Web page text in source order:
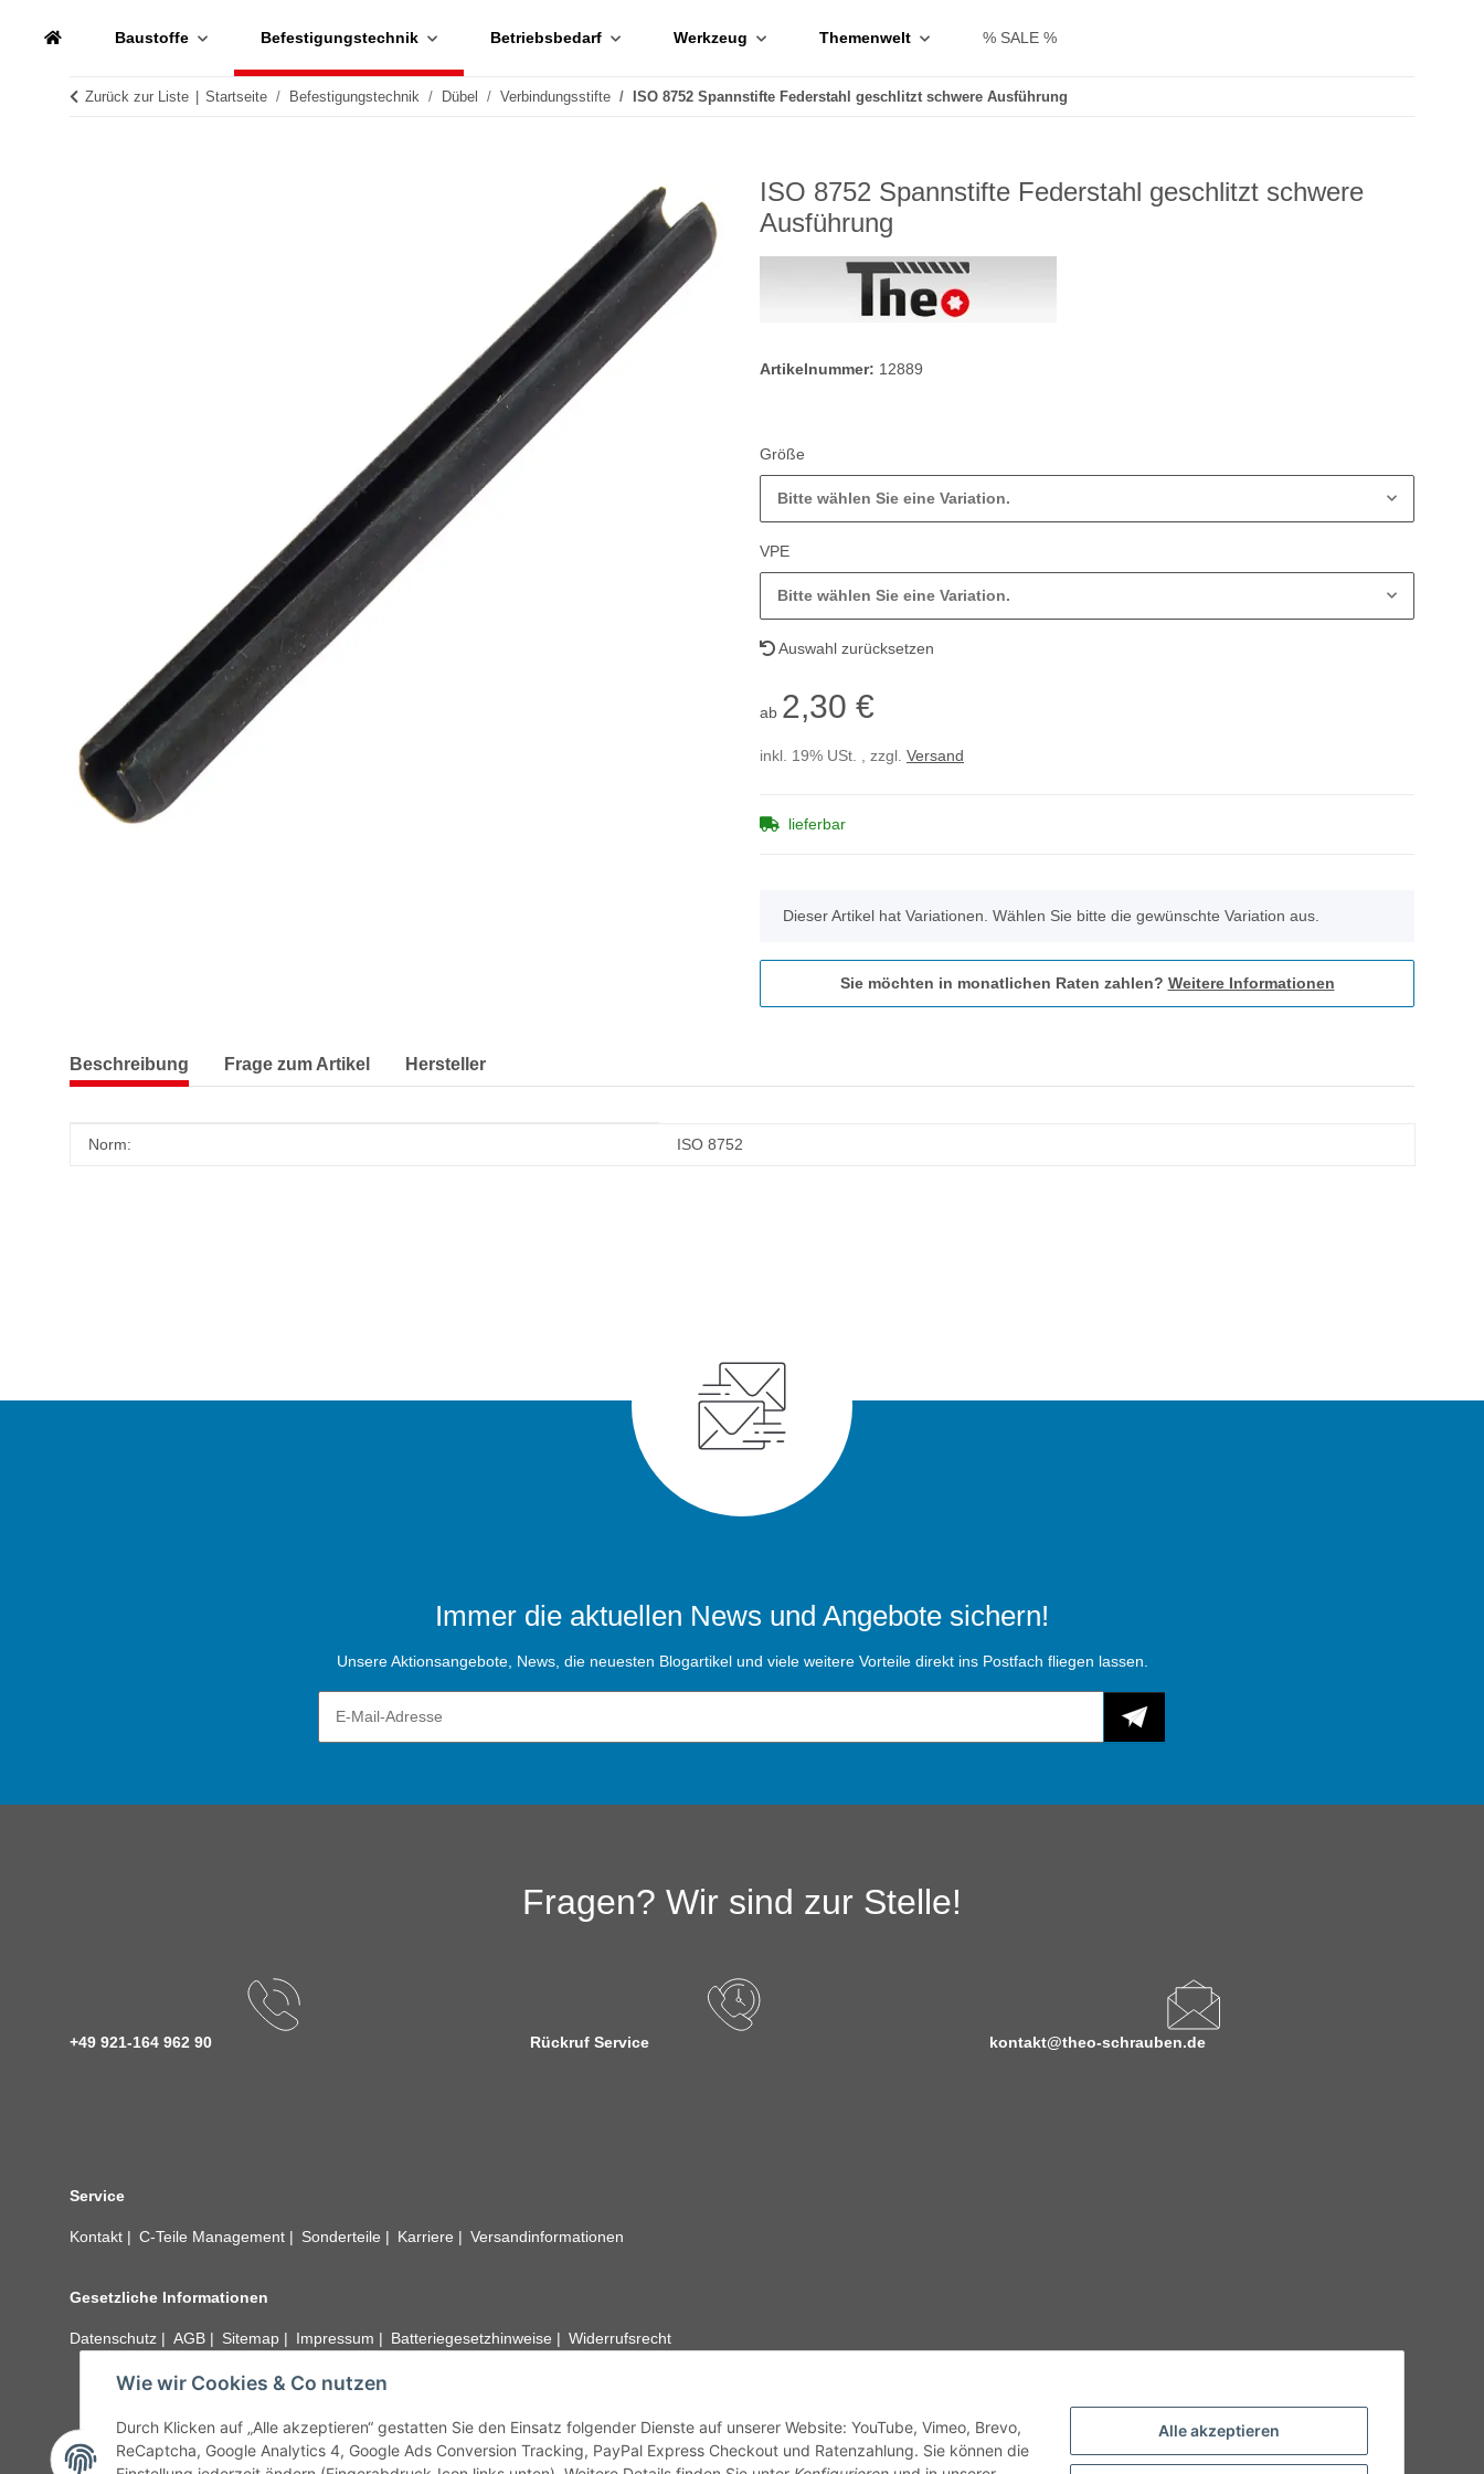
Alle akzeptieren
Wie wir Cookies & Co nutzen
Durch Klicken auf „Alle akzeptieren“ gestatten Sie den Einsatz folgender Dienste auf unserer Website: YouTube, Vimeo, Brevo,
ReCaptcha, Google Analytics 4, Google Ads Conversion Tracking, PayPal Express Checkout und Ratenzahlung. Sie können die
Baustoffe Befestigungstechnik Betriebsbedarf Werkzeug Themenwelt % SALE %
Zurück zur Liste Startseite Befestigungstechnik Dübel Verbindungsstifte ISO 8752 Spannstifte Federstahl geschlitzt schwere Ausführung
ISO 8752 Spannstifte Federstahl geschlitzt schwere
Ausführung
Artikelnummer: 12889
Größe
Bitte wählen Sie eine Variation.
VPE
Bitte wählen Sie eine Variation.
Auswahl zurücksetzen
ab 2,30 €
inkl. 19% USt. , zzgl. Versand
lieferbar
x
Dieser Artikel hat Variationen. Wählen Sie bitte die gewünschte Variation aus.
Sie möchten in monatlichen Raten zahlen? Weitere Informationen
Beschreibung Frage zum Artikel Hersteller
Produkteigenschaft
Wert
Norm: ISO 8752
Immer die aktuellen News und Angebote sichern!
Unsere Aktionsangebote, News, die neuesten Blogartikel und viele weitere Vorteile direkt ins Postfach fliegen lassen.
Fragen? Wir sind zur Stelle!
+49 921-164 962 90 Rückruf Service kontakt@theo-schrauben.de
Service
Kontakt C-Teile Management Sonderteile Karriere Versandinformationen
Gesetzliche Informationen
Datenschutz AGB Sitemap Impressum Batteriegesetzhinweise Widerrufsrecht
unseren Kundenservice. Abbildungen der Artikel können beispielhaft sein und vom Produkt abweichen.